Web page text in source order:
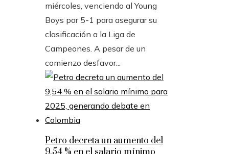
miércoles, venciendo al Young
Boys por 5-1 para asegurar su
clasificación a la Liga de
Campeones. A pesar de un
comienzo desfavor...
Petro decreta un aumento del